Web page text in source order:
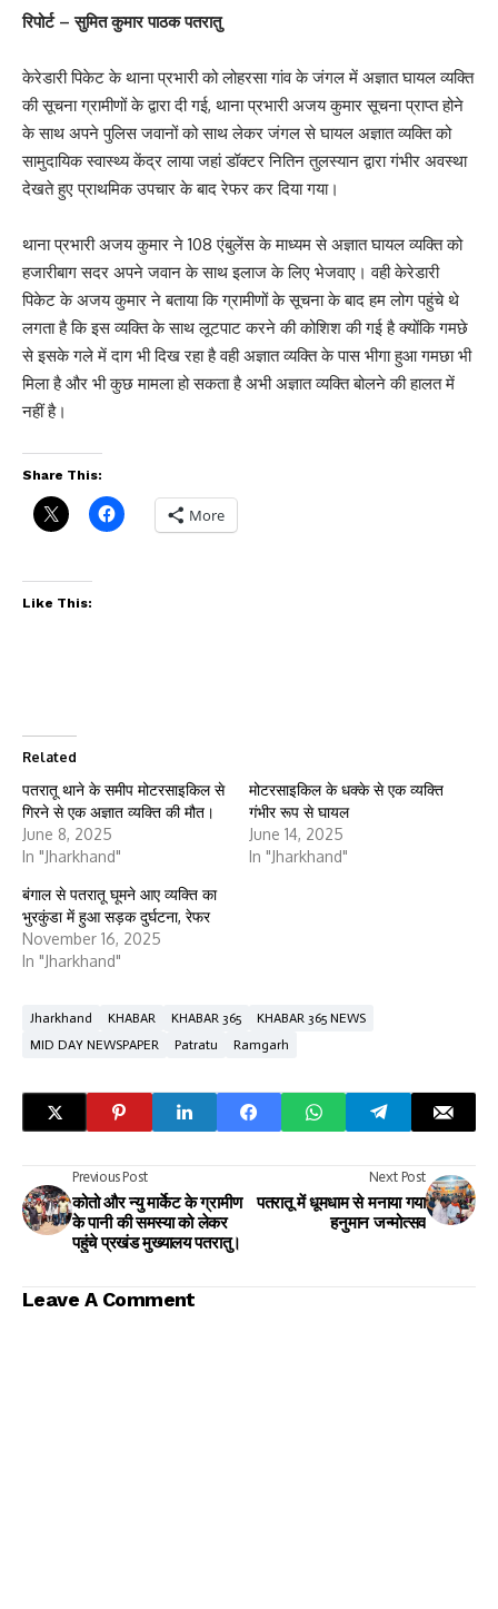
रिपोर्ट – सुमित कुमार पाठक पतरातु
केरेडारी पिकेट के थाना प्रभारी को लोहरसा गांव के जंगल में अज्ञात घायल व्यक्ति
की सूचना ग्रामीणों के द्वारा दी गई, थाना प्रभारी अजय कुमार सूचना प्राप्त होने
के साथ अपने पुलिस जवानों को साथ लेकर जंगल से घायल अज्ञात व्यक्ति को
सामुदायिक स्वास्थ्य केंद्र लाया जहां डॉक्टर नितिन तुलस्यान द्वारा गंभीर अवस्था
देखते हुए प्राथमिक उपचार के बाद रेफर कर दिया गया।
थाना प्रभारी अजय कुमार ने 108 एंबुलेंस के माध्यम से अज्ञात घायल व्यक्ति को
हजारीबाग सदर अपने जवान के साथ इलाज के लिए भेजवाए। वही केरेडारी
पिकेट के अजय कुमार ने बताया कि ग्रामीणों के सूचना के बाद हम लोग पहुंचे थे
लगता है कि इस व्यक्ति के साथ लूटपाट करने की कोशिश की गई है क्योंकि गमछे
से इसके गले में दाग भी दिख रहा है वही अज्ञात व्यक्ति के पास भीगा हुआ गमछा भी
मिला है और भी कुछ मामला हो सकता है अभी अज्ञात व्यक्ति बोलने की हालत में
नहीं है।
Share This:
More
Like This:
Related
पतरातू थाने के समीप मोटरसाइकिल से
गिरने से एक अज्ञात व्यक्ति की मौत।
June 8, 2025
In "Jharkhand"
मोटरसाइकिल के धक्के से एक व्यक्ति
गंभीर रूप से घायल
June 14, 2025
In "Jharkhand"
बंगाल से पतरातू घूमने आए व्यक्ति का
भुरकुंडा में हुआ सड़क दुर्घटना, रेफर
November 16, 2025
In "Jharkhand"
Jharkhand KHABAR KHABAR 365
KHABAR 365 NEWS
MID DAY NEWSPAPER
Patratu Ramgarh
Previous Post
कोतो और न्यु मार्केट के ग्रामीण
के पानी की समस्या को लेकर
पहुंचे प्रखंड मुख्यालय पतरातु।
Next Post
पतरातू में धूमधाम से मनाया गया
हनुमान जन्मोत्सव
Leave A Comment